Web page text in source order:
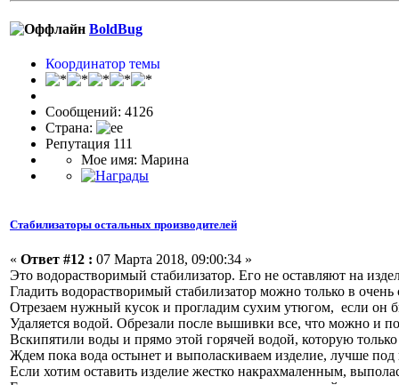
BoldBug
Координатор темы
Сообщений: 4126
Страна:
Репутация 111
Мое имя: Марина
Стабилизаторы остальных производителей
« Ответ #12 : 07 Марта 2018, 09:00:34 »
Это водорастворимый стабилизатор. Его не оставляют на
Гладить водорастворимый стабилизатор можно только в
Отрезаем нужный кусок и прогладим сухим утюгом, если он
Удаляется водой. Обрезали после вышивки все, что можно и
Вскипятили воды и прямо этой горячей водой, которую
Ждем пока вода остынет и выполаскиваем изделие, лучше
Если хотим оставить изделие жестко накрахмаленным,